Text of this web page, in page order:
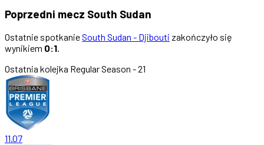
Poprzedni mecz South Sudan
Ostatnie spotkanieSouth Sudan - Djibouti zakończyło się
wynikiem 0:1.
Ostatnia kolejka Regular Season - 21
11.07